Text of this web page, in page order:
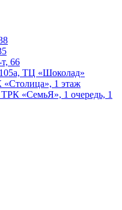
66
ТЦ «Шоколад»
1 этаж
«СемьЯ», 1 очередь, 1